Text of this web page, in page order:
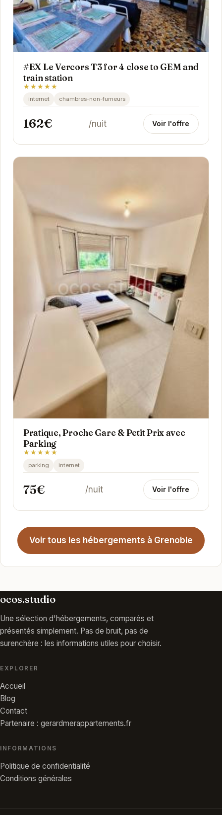
#EX Le Vercors T3 for 4 close to GEM and
train station
★★★★★
internet chambres-non-fumeurs
162€ /nuit Voir l'offre
Pratique, Proche Gare & Petit Prix avec
Parking
★★★★★
parking internet
75€ /nuit Voir l'offre
Voir tous les hébergements à Grenoble
ocos.studio
Une sélection d'hébergements, comparés et
présentés simplement. Pas de bruit, pas de
surenchère : les informations utiles pour choisir.
EXPLORER
Accueil
Blog
Contact
Partenaire : gerardmerappartements.fr
INFORMATIONS
Politique de confidentialité
Conditions générales